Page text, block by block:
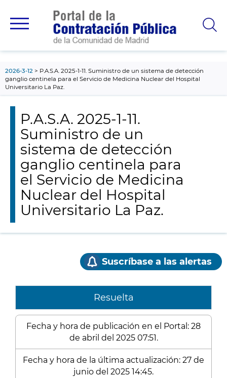
principal
2026-3-12
P.A.S.A. 2025-1-11. Suministro de un sistema de detección
ganglio centinela para el Servicio de Medicina Nuclear del Hospital
Universitario La Paz.
P.A.S.A. 2025-1-11.
Suministro de un
sistema de detección
ganglio centinela para
el Servicio de Medicina
Nuclear del Hospital
Universitario La Paz.
Suscríbase a las alertas
Resuelta
Fecha y hora de publicación en el Portal: 28
de abril del 2025 07:51.
Fecha y hora de la última actualización: 27 de
junio del 2025 14:45.